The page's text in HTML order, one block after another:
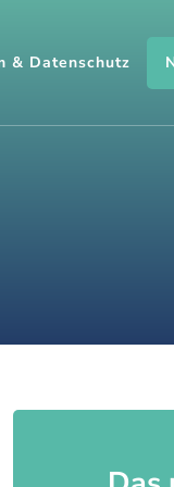
& Datenschutz